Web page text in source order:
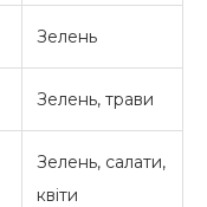
Зелень
Зелень, трави
Зелень, салати,
квіти